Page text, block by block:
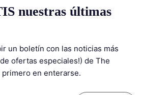
nuestras últimas
un boletín con las noticias más
ofertas especiales!) de The
en enterarse.